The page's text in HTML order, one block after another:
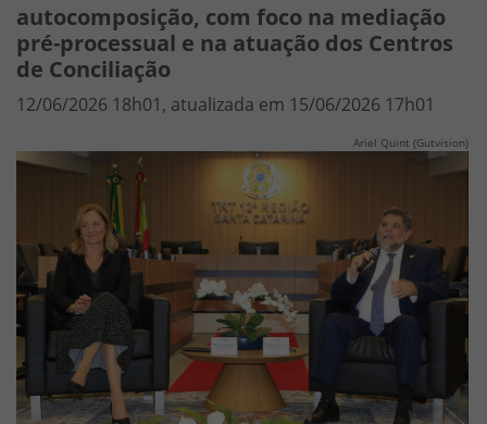
autocomposição, com foco na mediação
pré-processual e na atuação dos Centros
de Conciliação
12/06/2026 18h01, atualizada em 15/06/2026 17h01
Ariel Quint (Gutvision)